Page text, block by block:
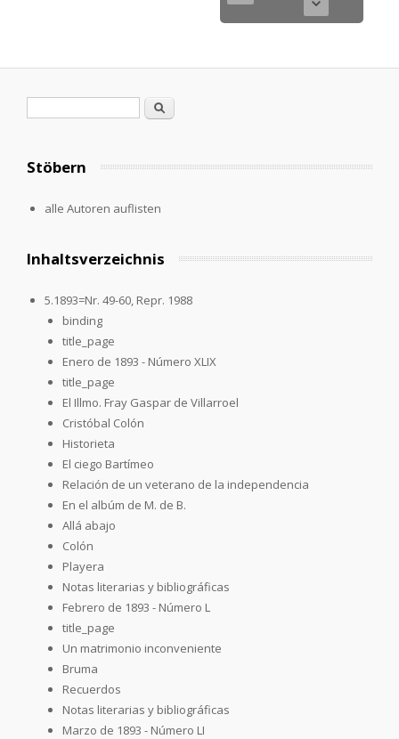
Suche
Stöbern
alle Autoren auflisten
Inhaltsverzeichnis
5.1893=Nr. 49-60, Repr. 1988
binding
title_page
Enero de 1893 - Número XLIX
title_page
El Illmo. Fray Gaspar de Villarroel
Cristóbal Colón
Historieta
El ciego Bartímeo
Relación de un veterano de la independencia
En el albúm de M. de B.
Allá abajo
Colón
Playera
Notas literarias y bibliográficas
Febrero de 1893 - Número L
title_page
Un matrimonio inconveniente
Bruma
Recuerdos
Notas literarias y bibliográficas
Marzo de 1893 - Número LI